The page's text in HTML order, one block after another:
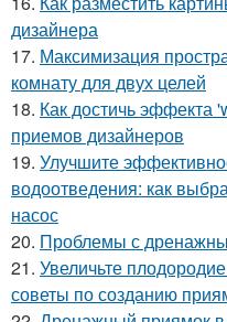
дизайнера
17. Максимизация
комнату для двух целей
18. Как достичь
приемов дизайнеров
19. Улучшите
водоотведения: как
насос
20. Проблемы с
21. Увеличьте
советы по созданию